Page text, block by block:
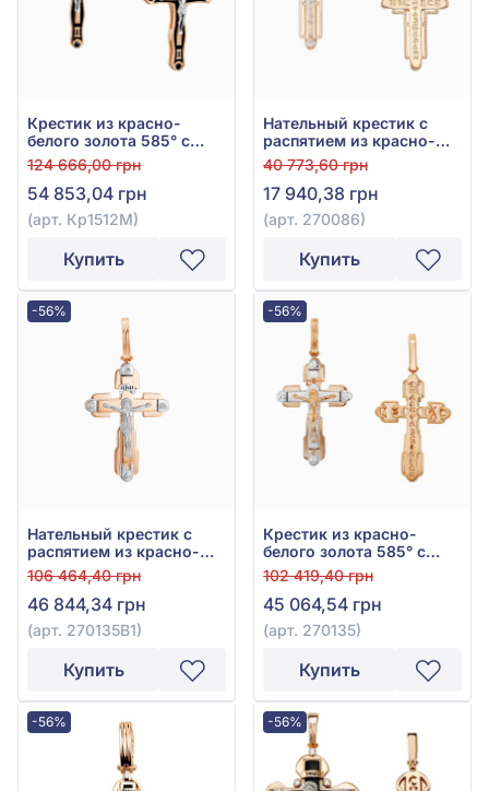
Крестик из красно-
белого золота 585° с
чёрным фианитом/
куб.цирконием и чёрной
эмалью, арт. Кр1512М
124 666,00 грн
54 853,04 грн
(арт. Кр1512М)
Купить
Нательный крестик с
распятием из красно-
белого золота 585° с
фианитом, арт. 270086
40 773,60 грн
17 940,38 грн
(арт. 270086)
Купить
-56%
Нательный крестик с
распятием из красно-
белого золота 585° с
фианитом, арт. 270135В1
106 464,40 грн
46 844,34 грн
(арт. 270135В1)
Купить
-56%
Крестик из красно-
белого золота 585° с
фианитом, арт. 270135
102 419,40 грн
45 064,54 грн
(арт. 270135)
Купить
-56% -56%